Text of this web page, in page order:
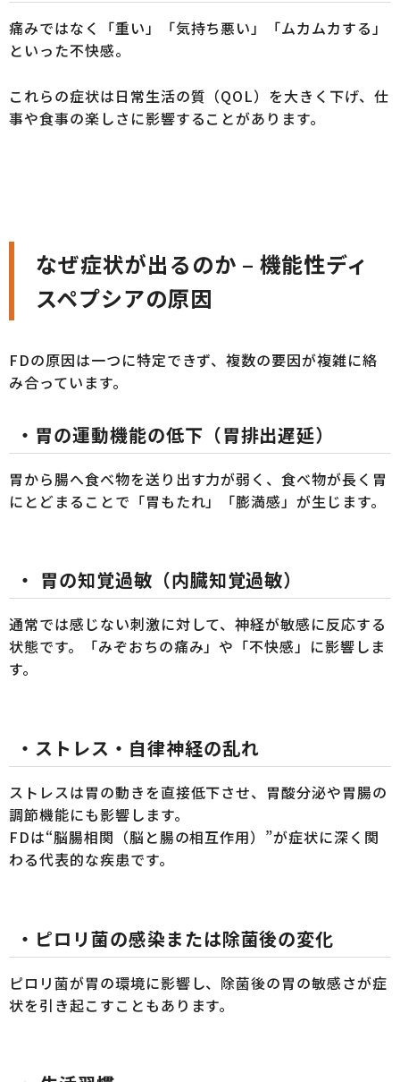
痛みではなく「重い」「気持ち悪い」「ムカムカする」
といった不快感。
これらの症状は日常生活の質（QOL）を大きく下げ、仕
事や食事の楽しさに影響することがあります。
なぜ症状が出るのか – 機能性ディ
スペプシアの原因
FDの原因は一つに特定できず、複数の要因が複雑に絡
み合っています。
・ 胃の運動機能の低下（胃排出遅延）
胃から腸へ食べ物を送り出す力が弱く、食べ物が長く胃
にとどまることで「胃もたれ」「膨満感」が生じます。
・ 胃の知覚過敏（内臓知覚過敏）
通常では感じない刺激に対して、神経が敏感に反応する
状態です。「みぞおちの痛み」や「不快感」に影響しま
す。
・ ストレス・自律神経の乱れ
ストレスは胃の動きを直接低下させ、胃酸分泌や胃腸の
調節機能にも影響します。
FDは“脳腸相関（脳と腸の相互作用）”が症状に深く関
わる代表的な疾患です。
・ ピロリ菌の感染または除菌後の変化
ピロリ菌が胃の環境に影響し、除菌後の胃の敏感さが症
状を引き起こすこともあります。